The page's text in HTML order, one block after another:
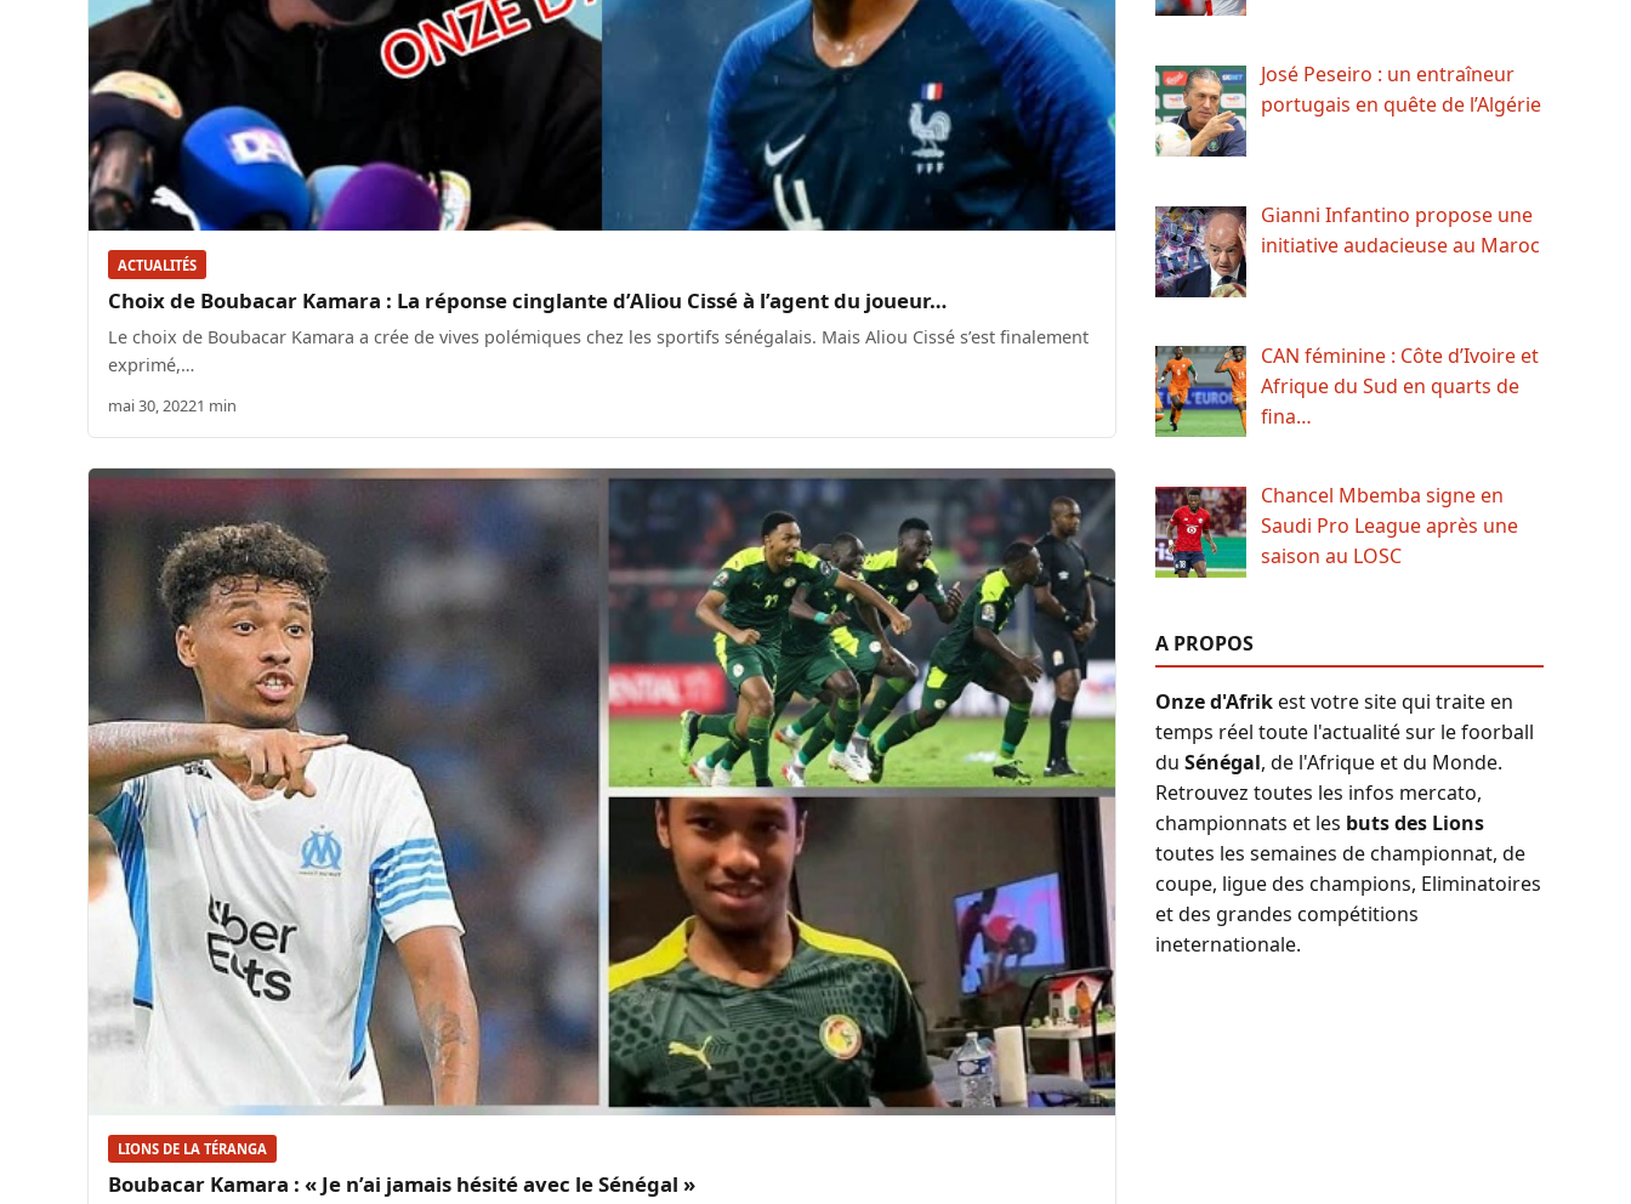
ACTUALITÉS
Choix de Boubacar Kamara : La réponse cinglante d’Aliou Cissé à l’agent du joueur…
Le choix de Boubacar Kamara a crée de vives polémiques chez les sportifs sénégalais. Mais Aliou Cissé s’est finalement
exprimé,…
mai 30, 20221 min
LIONS DE LA TÉRANGA
Boubacar Kamara : « Je n’ai jamais hésité avec le Sénégal »
José Peseiro : un entraîneur
portugais en quête de l’Algérie
Gianni Infantino propose une
initiative audacieuse au Maroc
CAN féminine : Côte d’Ivoire et
Afrique du Sud en quarts de
fina…
Chancel Mbemba signe en
Saudi Pro League après une
saison au LOSC
A PROPOS
Onze d'Afrikest votre site qui traite en
temps réel toute l'actualité sur le foorball
du Sénégal, de l'Afrique et du Monde.
Retrouvez toutes les infos mercato,
championnats et les buts des Lions
toutes les semaines de championnat, de
coupe, ligue des champions, Eliminatoires
et des grandes compétitions
ineternationale.